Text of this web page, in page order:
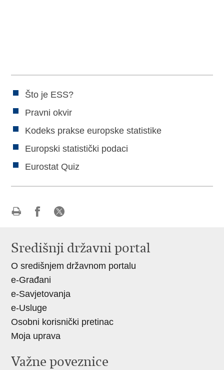
Što je ESS?
Pravni okvir
Kodeks prakse europske statistike
Europski statistički podaci
Eurostat Quiz
Facebooku
X-
u
Središnji državni portal
O središnjem državnom portalu
e-Građani
e-Savjetovanja
e-Usluge
Osobni korisnički pretinac
Moja uprava
Važne poveznice